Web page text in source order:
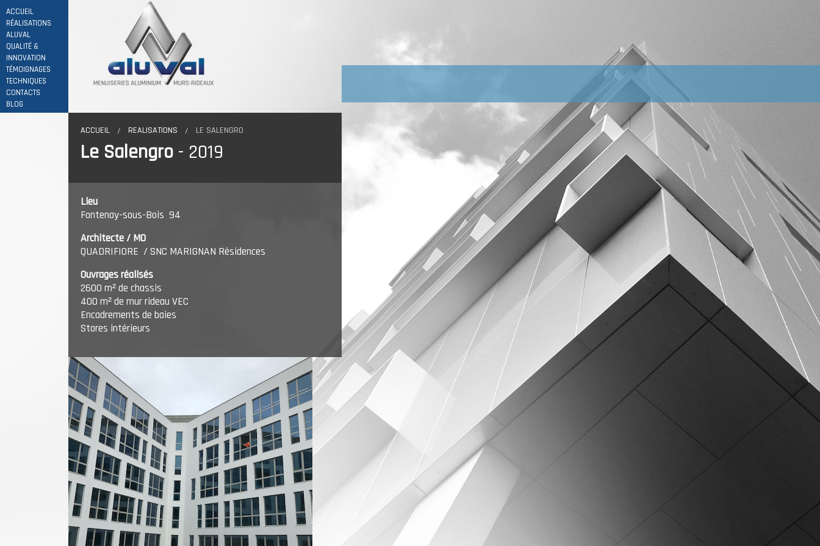
ACCUEIL
RÉALISATIONS
ALUVAL
QUALITÉ &
INNOVATION
TÉMOIGNAGES
TECHNIQUES
CONTACTS
BLOG
ACCUEIL REALISATIONS LE SALENGRO
Le Salengro- 2019
Lieu
Fontenay-sous-Bois 94
Architecte / MO
QUADRIFIORE / SNC MARIGNAN Résidences
Ouvrages réalisés
2600 m² de chassis
400 m² de mur rideau VEC
Encadrements de baies
Stores intérieurs